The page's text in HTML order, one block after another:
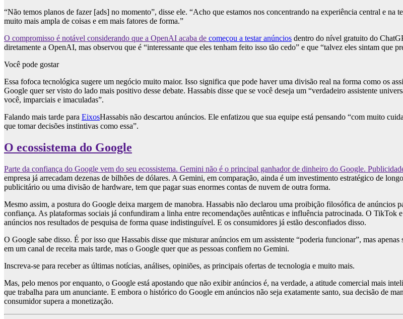
“Não temos planos de fazer [ads] no momento”, disse ele. “Acho que estamos nos concentrando na experiência central e na
muito mais ampla de coisas e em mais fatores de forma.”
O compromisso é notável considerando que a OpenAI acaba de começou a testar anúncios dentro do nível gratuito do
diretamente a OpenAI, mas observou que é “interessante que eles tenham feito isso tão cedo” e que “talvez eles sintam que
Você pode gostar
Essa fofoca tecnológica sugere um negócio muito maior. Isso significa que pode haver uma divisão real na forma como os
Google quer ser visto do lado mais positivo desse debate. Hassabis disse que se você deseja um “verdadeiro assistente
você, imparciais e imaculadas”.
Falando mais tarde para EixosHassabis não descartou anúncios. Ele enfatizou que sua equipe está pensando “com muito
que tomar decisões instintivas como essa”.
O ecossistema do Google
Parte da confiança do Google vem do seu ecossistema. Gemini não é o principal ganhador de dinheiro do Google.
empresa já arrecadam dezenas de bilhões de dólares. A Gemini, em comparação, ainda é um investimento estratégico de
publicitário ou uma divisão de hardware, tem que pagar suas enormes contas de nuvem de outra forma.
Mesmo assim, a postura do Google deixa margem de manobra. Hassabis não declarou uma proibição filosófica de anúncios
confiança. As plataformas sociais já confundiram a linha entre recomendações autênticas e influência patrocinada. O TikTok
anúncios nos resultados de pesquisa de forma quase indistinguível. E os consumidores já estão desconfiados disso.
O Google sabe disso. É por isso que Hassabis disse que misturar anúncios em um assistente “poderia funcionar”, mas
em um canal de receita mais tarde, mas o Google quer que as pessoas confiem no Gemini.
Inscreva-se para receber as últimas notícias, análises, opiniões, as principais ofertas de tecnologia e muito mais.
Mas, pelo menos por enquanto, o Google está apostando que não exibir anúncios é, na verdade, a atitude comercial mais
que trabalha para um anunciante. E embora o histórico do Google em anúncios não seja exatamente santo, sua decisão de
consumidor supera a monetização.